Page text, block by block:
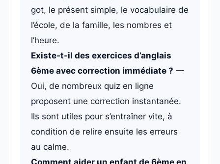
got, le présent simple, le vocabulaire de
l’école, de la famille, les nombres et
l’heure.
Existe-t-il des exercices d’anglais
6ème avec correction immédiate ? —
Oui, de nombreux quiz en ligne
proposent une correction instantanée.
Ils sont utiles pour s’entraîner vite, à
condition de relire ensuite les erreurs
au calme.
Comment aider un enfant de 6ème en